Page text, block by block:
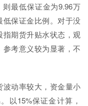
最低保证金为9.96万
保证金比例。对于没
期货升贴水状态，观
考意义较为显著，不
动率较大，资金量小
以15%保证金计算，